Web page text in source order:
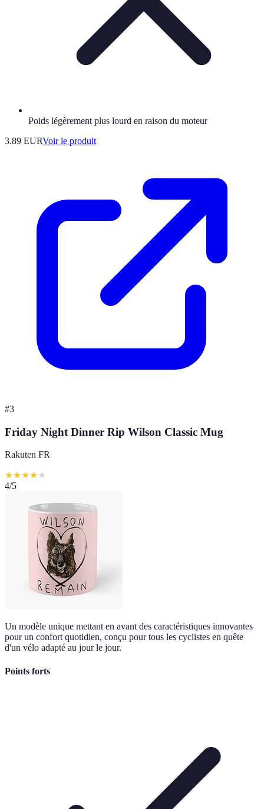
Poids légèrement plus lourd en raison du moteur
3.89 EURVoir le produit
#3
Friday Night Dinner Rip Wilson Classic Mug
Rakuten FR
★★★★★
4/5
Un modèle unique mettant en avant des caractéristiques innovantes
pour un confort quotidien, conçu pour tous les cyclistes en quête
d'un vélo adapté au jour le jour.
Points forts